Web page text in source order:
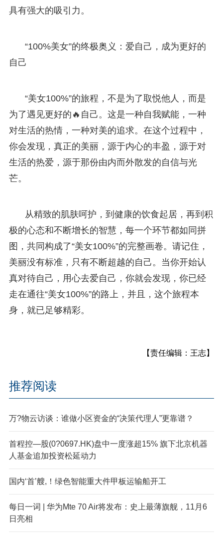
具有强大的吸引力。
“100%美女”的终极奥义：爱自己，成为更好的
自己
“美女100%”的旅程，不是为了取悦他人，而是
为了遇见更好的🔥自己。这是一种自我赋能，一种
对生活的热情，一种对美的追求。在这个过程中，
你会发现，真正的美丽，源于内心的丰盈，源于对
生活的热爱，源于那份由内而外散发的自信与光
芒。
从精致的肌肤呵护，到健康的饮食起居，再到积
极的心态和不断增长的智慧，每一个环节都如同拼
图，共同构成了“美女100%”的完整画卷。请记住，
美丽没有标准，只有不断超越的自己。当你开始认
真对待自己，用心去爱自己，你就会发现，你已经
走在通往“美女100%”的路上，并且，这个旅程本
身，就已足够精彩。
【责任编辑：王志】
推荐阅读
万?物云访谈：谁做小区资金的“决策代理人”更靠谱？
首程控—股(0?0697.HK)盘中一度涨超15% 旗下北京机器
人基金追加投资松延动力
国内‘首’艘,！绿色智能重大件甲板运输船开工
每日一词 | 华为Mte 70 Air将发布：史上最薄旗舰，11月6
日亮相